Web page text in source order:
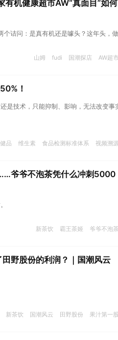
机健康超市AW“真面目”如何
诘问：是真有机还是噱头？这年头，
山姆 fudi 国潮探店 AW超
！
是技术，只能抑制、影响，无法改变事
品 维生素 食品检测标准体系 视频溯
爷爷不泡茶凭什么冲刺5000
新茶饮 霸王茶姬 爷爷不泡茶
田野股份的利润？｜国潮风云
新茶饮 国潮风云 田野股份 果汁第一股